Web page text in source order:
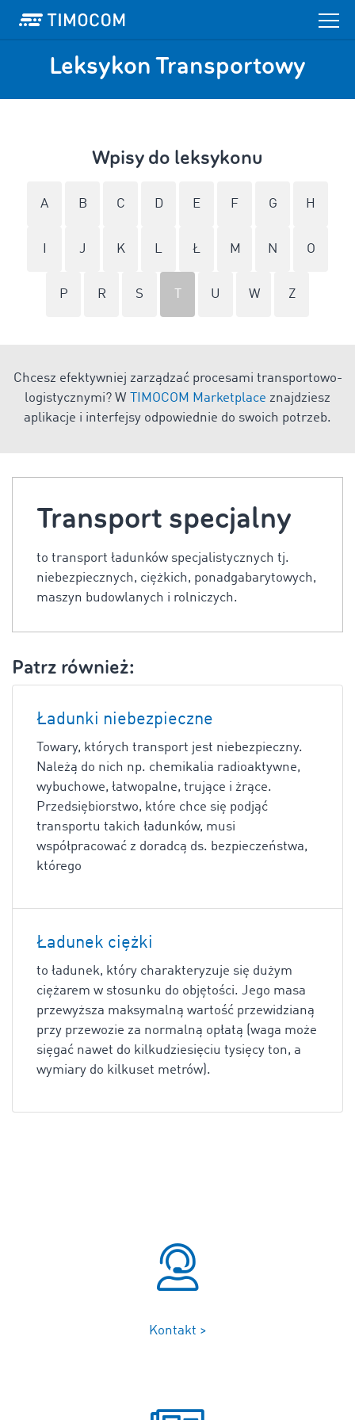
Leksykon Transportowy
Wpisy do leksykonu
A B C D E F G H
J K L Ł M N O
P R S U W Z
Chcesz efektywniej zarządzać procesami transportowo-
logistycznymi? W
TIMOCOM Marketplace znajdziesz
aplikacje i interfejsy odpowiednie do swoich potrzeb.
Transport specjalny
to transport ładunków specjalistycznych tj.
niebezpiecznych, ciężkich, ponadgabarytowych,
maszyn budowlanych i rolniczych.
Patrz również:
Ładunki niebezpieczne
Towary, których transport jest niebezpieczny.
Należą do nich np. chemikalia radioaktywne,
wybuchowe, łatwopalne, trujące i żrące.
Przedsiębiorstwo, które chce się podjąć
transportu takich ładunków, musi
współpracować z doradcą ds. bezpieczeństwa,
którego
Ładunek ciężki
to ładunek, który charakteryzuje się dużym
ciężarem w stosunku do objętości. Jego masa
przewyższa maksymalną wartość przewidzianą
przy przewozie za normalną opłatą (waga może
sięgać nawet do kilkudziesięciu tysięcy ton, a
wymiary do kilkuset metrów).
Kontakt >